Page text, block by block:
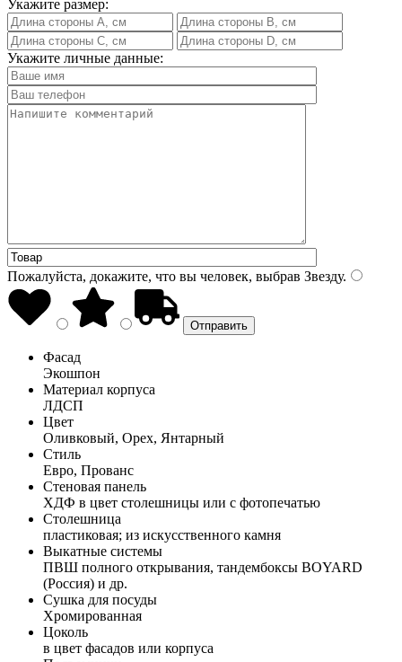
Укажите размер:
Укажите личные данные:
Пожалуйста, докажите, что вы человек, выбрав Звезду.
Фасад
Экошпон
Материал корпуса
ЛДСП
Цвет
Оливковый, Орех, Янтарный
Стиль
Евро, Прованс
Стеновая панель
ХДФ в цвет столешницы или с фотопечатью
Столешница
пластиковая; из искусственного камня
Выкатные системы
ПВШ полного открывания, тандембоксы BOYARD
(Россия) и др.
Сушка для посуды
Хромированная
Цоколь
в цвет фасадов или корпуса